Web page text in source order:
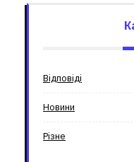
Відповіді
Новини
Різне